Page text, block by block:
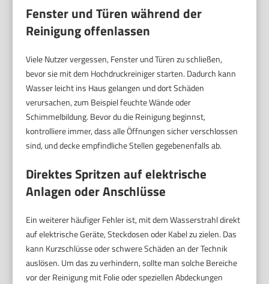
Fenster und Türen während der
Reinigung offenlassen
Viele Nutzer vergessen, Fenster und Türen zu schließen,
bevor sie mit dem Hochdruckreiniger starten. Dadurch kann
Wasser leicht ins Haus gelangen und dort Schäden
verursachen, zum Beispiel feuchte Wände oder
Schimmelbildung. Bevor du die Reinigung beginnst,
kontrolliere immer, dass alle Öffnungen sicher verschlossen
sind, und decke empfindliche Stellen gegebenenfalls ab.
Direktes Spritzen auf elektrische
Anlagen oder Anschlüsse
Ein weiterer häufiger Fehler ist, mit dem Wasserstrahl direkt
auf elektrische Geräte, Steckdosen oder Kabel zu zielen. Das
kann Kurzschlüsse oder schwere Schäden an der Technik
auslösen. Um das zu verhindern, sollte man solche Bereiche
vor der Reinigung mit Folie oder speziellen Abdeckungen